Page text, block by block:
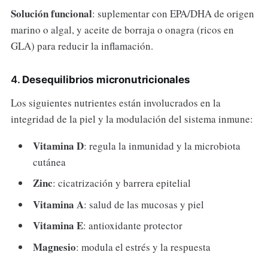
Solución funcional: suplementar con EPA/DHA de origen
marino o algal, y aceite de borraja o onagra (ricos en
GLA) para reducir la inflamación.
4. Desequilibrios micronutricionales
Los siguientes nutrientes están involucrados en la
integridad de la piel y la modulación del sistema inmune:
Vitamina D: regula la inmunidad y la microbiota
cutánea
Zinc: cicatrización y barrera epitelial
Vitamina A: salud de las mucosas y piel
Vitamina E: antioxidante protector
Magnesio: modula el estrés y la respuesta